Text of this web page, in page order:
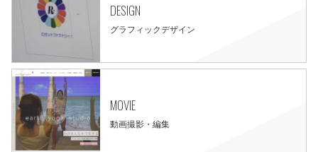
DESIGN
グラフィックデザイン
MOVIE
動画撮影・編集